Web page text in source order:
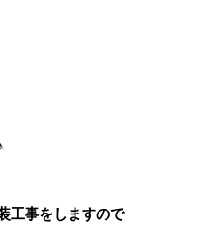
工事をしますので